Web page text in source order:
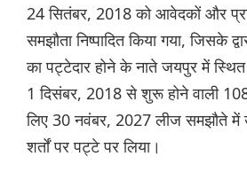
24 सितंबर, 2018 को आवेदकों और
समझौता निष्पादित किया गया, जिसके
का पट्टेदार होने के नाते जयपुर में
1 दिसंबर, 2018 से शुरू होने वाली
लिए 30 नवंबर, 2027 लीज समझौते में
शर्तों पर पट्टे पर लिया।